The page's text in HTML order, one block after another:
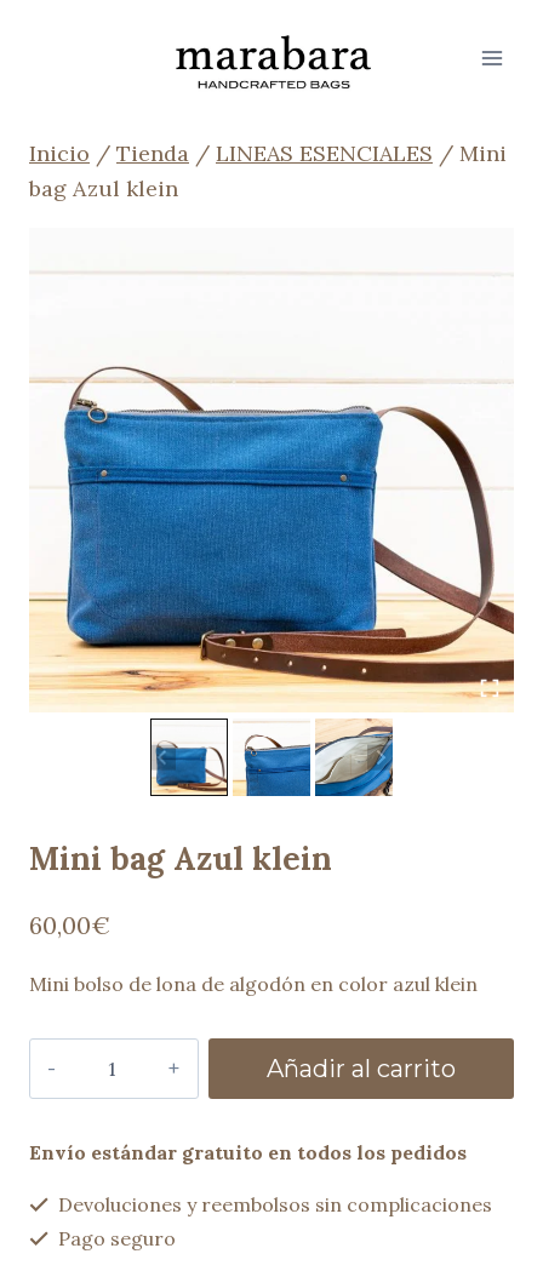
Inicio / Tienda / LINEAS ESENCIALES / Mini
bag Azul klein
Mini bag Azul klein
60,00€
Mini bolso de lona de algodón en color azul klein
klein
Añadir al carrito
Envío estándar gratuito en todos los pedidos
Devoluciones y reembolsos sin complicaciones
Pago seguro